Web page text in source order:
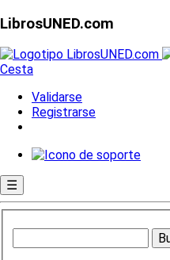
LibrosUNED.com
Cesta
Validarse
Registrarse
☰